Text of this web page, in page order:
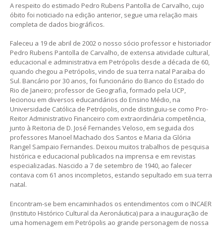
A respeito do estimado Pedro Rubens Pantolla de Carvalho, cujo
óbito foi noticiado na edição anterior, segue uma relação mais
completa de dados biográficos.
Faleceu a 19 de abril de 2002 o nosso sócio professor e historiador
Pedro Rubens Pantolla de Carvalho, de extensa atividade cultural,
educacional e administrativa em Petrópolis desde a década de 60,
quando chegou a Petrópolis, vindo de sua terra natal Paraiba do
Sul. Bancário por 30 anos, foi funcionário do Banco do Estado do
Rio de Janeiro; professor de Geografia, formado pela UCP,
lecionou em diversos educandários do Ensino Médio, na
Universidade Católica de Petrópolis, onde distinguiu-se como Pro-
Reitor Administrativo Financeiro com extraordinária competência,
junto à Reitoria de D. José Fernandes Veloso, em seguida dos
professores Manoel Machado dos Santos e Maria da Glória
Rangel Sampaio Fernandes. Deixou muitos trabalhos de pesquisa
histórica e educacional publicados na imprensa e em revistas
especializadas. Nascido a 7 de setembro de 1940, ao falecer
contava com 61 anos incompletos, estando sepultado em sua terra
natal.
Encontram-se bem encaminhados os entendimentos com o INCAER
(Instituto Histórico Cultural da Aeronáutica) para a inauguração de
uma homenagem em Petrópolis ao grande personagem de nossa